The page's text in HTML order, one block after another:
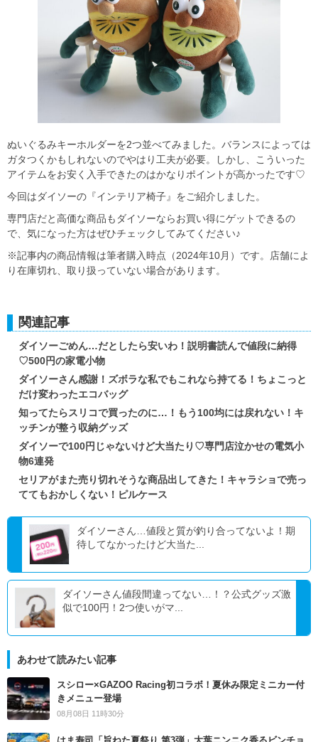
ぬいぐるみキーホルダーを2つ並べてみました。バランスによっては
ガタつくかもしれないのでやはり工夫が必要。しかし、こういった
アイテムをお安く入手できたのはかなりポイントが高かったです♡
今回はダイソーの『インテリア椅子』をご紹介しました。
専門店だと高価な商品もダイソーならお買い得にゲットできるの
で、気になった方はぜひチェックしてみてください♪
※記事内の商品情報は筆者購入時点（2024年10月）です。店舗によ
り在庫切れ、取り扱っていない場合があります。
関連記事
ダイソーごめん…だとしたら安いわ！説明書読んで値段に納得
♡500円の家電小物
ダイソーさん感謝！ズボラな私でもこれなら持てる！ちょこっと
だけ変わったエコバッグ
知ってたらスリコで買ったのに…！もう100均には戻れない！キ
ッチンが整う収納グッズ
ダイソーで100円じゃないけど大当たり♡専門店泣かせの電気小
物6連発
セリアがまた売り切れそうな商品出してきた！キャラショで売っ
ててもおかしくない！ピルケース
ダイソーさん…値段と質が釣り合ってないよ！期
待してなかったけど大当た...
ダイソーさん値段間違ってない…！？公式グッズ激
似で100円！2つ使いがマ...
あわせて読みたい記事
スシロー×GAZOO Racing初コラボ！夏休み限定ミニカー付
きメニュー登場
08月08日 11時30分